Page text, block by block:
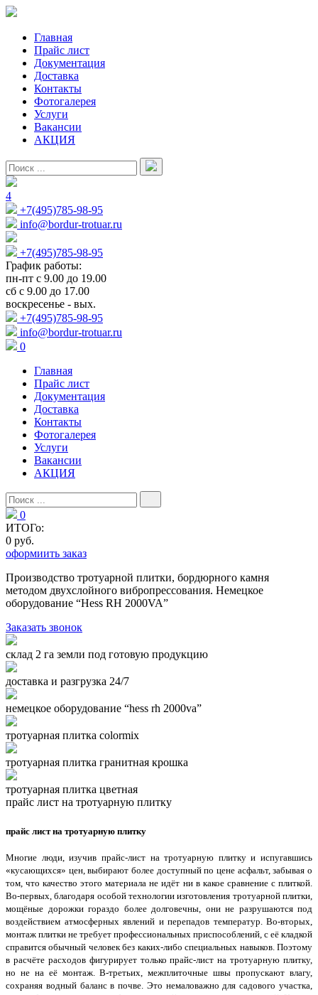
Главная
Прайс лист
Документация
Доставка
Контакты
Фотогалерея
Услуги
Вакансии
АКЦИЯ
4
+7(495)785-98-95
info@bordur-trotuar.ru
+7(495)785-98-95
График работы:
пн-пт с 9.00 до 19.00
сб с 9.00 до 17.00
воскресенье - вых.
+7(495)785-98-95
info@bordur-trotuar.ru
0
Главная
Прайс лист
Документация
Доставка
Контакты
Фотогалерея
Услуги
Вакансии
АКЦИЯ
0
ИТОГо:
0 руб.
оформиить заказ
Производство тротуарной плитки, бордюрного камня
методом двухслойного вибропресcования. Немецкое
оборудование “Hess RH 2000VA”
Заказать звонок
склад 2 га земли под готовую продукцию
доставка и разгрузка 24/7
немецкое оборудование “hess rh 2000va”
тротуарная плитка colormix
тротуарная плитка гранитная крошка
тротуарная плитка цветная
прайс лист на тротуарную плитку
прайс лист на тротуарную плитку
Многие люди, изучив прайс-лист на тротуарную плитку и испугавшись
«кусающихся» цен, выбирают более доступный по цене асфальт, забывая о
том, что качество этого материала не идёт ни в какое сравнение с плиткой.
Во-первых, благодаря особой технологии изготовления тротуарной плитки,
мощёные дорожки гораздо более долговечны, они не разрушаются под
воздействием атмосферных явлений и перепадов температур. Во-вторых,
монтаж плитки не требует профессиональных приспособлений, с её кладкой
справится обычный человек без каких-либо специальных навыков. Поэтому
в расчёте расходов фигурирует только прайс-лист на тротуарную плитку,
но не на её монтаж. В-третьих, межплиточные швы пропускают влагу,
сохраняя водный баланс в почве. Это немаловажно для садового участка,